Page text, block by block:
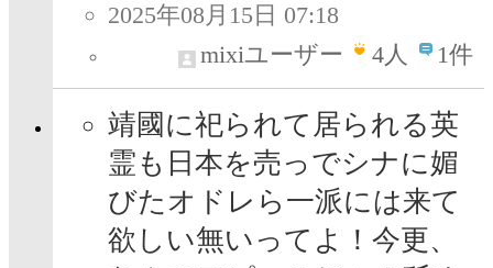
2025年08月15日 07:18
mixiユーザー
4人 1件
靖國に祀られて居られる英
霊も日本を売っでシナに媚
びたオドレら一派には来て
欲しい無いってよ！今更、